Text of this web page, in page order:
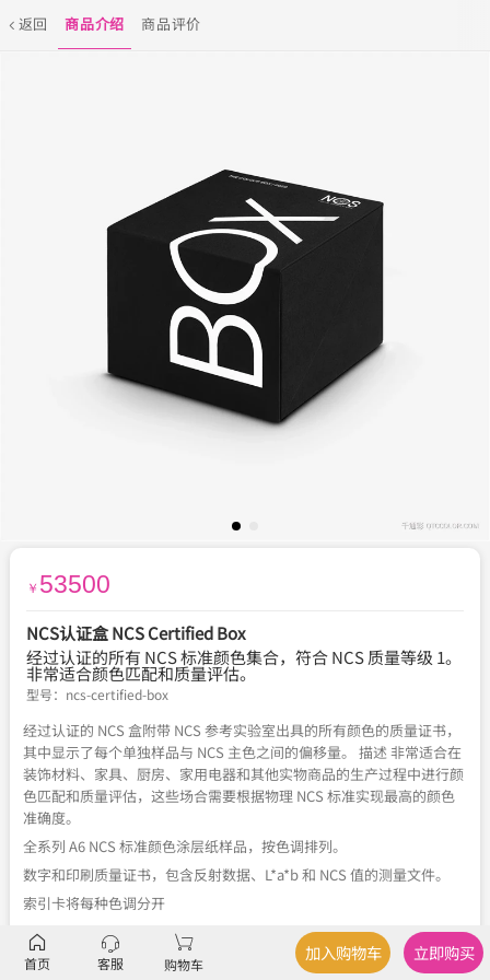
返回 商品介绍 商品评价
￥ 53500
NCS认证盒 NCS Certified Box
经过认证的所有 NCS 标准颜色集合，符合 NCS 质量等级 1。
非常适合颜色匹配和质量评估。
型号： ncs-certified-box
经过认证的 NCS 盒附带 NCS 参考实验室出具的所有颜色的质量证书，
其中显示了每个单独样品与 NCS 主色之间的偏移量。 描述 非常适合在
装饰材料、家具、厨房、家用电器和其他实物商品的生产过程中进行颜
色匹配和质量评估，这些场合需要根据物理 NCS 标准实现最高的颜色
准确度。
全系列 A6 NCS 标准颜色涂层纸样品，按色调排列。
数字和印刷质量证书，包含反射数据、L*a*b 和 NCS 值的测量文件。
索引卡将每种色调分开
每种色调都包含色调系列中的所有细微差别
首页 客服 购物车
加入购物车 立即购买